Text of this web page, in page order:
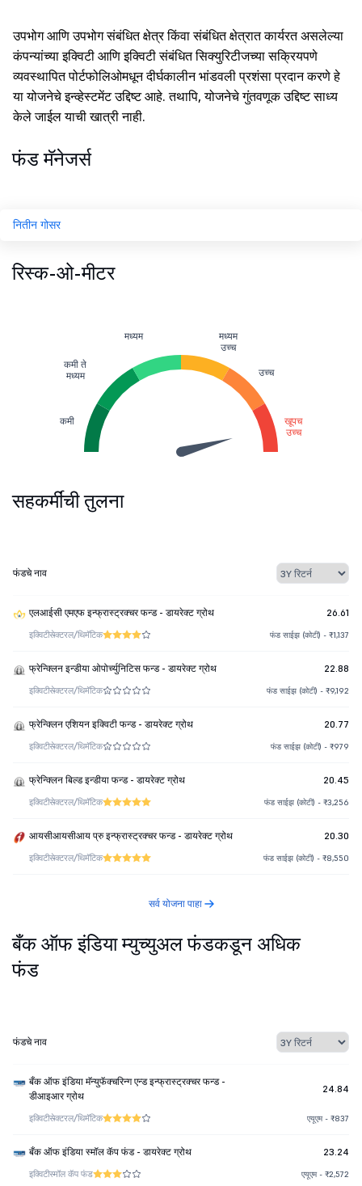
उपभोग आणि उपभोग संबंधित क्षेत्र किंवा संबंधित क्षेत्रात कार्यरत असलेल्या
कंपन्यांच्या इक्विटी आणि इक्विटी संबंधित सिक्युरिटीजच्या सक्रियपणे
व्यवस्थापित पोर्टफोलिओमधून दीर्घकालीन भांडवली प्रशंसा प्रदान करणे हे
या योजनेचे इन्व्हेस्टमेंट उद्दिष्ट आहे. तथापि, योजनेचे गुंतवणूक उद्दिष्ट साध्य
केले जाईल याची खात्री नाही.
फंड मॅनेजर्स
नितीन गोसर
रिस्क-ओ-मीटर
कमी
कमी ते
मध्यम
मध्यम
मध्यम
उच्च
उच्च
खूपच
उच्च
सहकर्मींची तुलना
फंडचे नाव
एलआईसी एमएफ इन्फ्रास्ट्रक्चर फन्ड - डायरेक्ट ग्रोथ 26.61
इक्विटीसेक्टरल/थिमॅटिक फंड साईझ (कोटी) - ₹1,137
फ्रेन्क्लिन इन्डीया ओपोर्च्युनिटिस फन्ड - डायरेक्ट ग्रोथ 22.88
इक्विटीसेक्टरल/थिमॅटिक फंड साईझ (कोटी) - ₹9,192
फ्रेन्क्लिन एशियन इक्विटी फन्ड - डायरेक्ट ग्रोथ 20.77
इक्विटीसेक्टरल/थिमॅटिक फंड साईझ (कोटी) - ₹979
फ्रेन्क्लिन बिल्ड इन्डीया फन्ड - डायरेक्ट ग्रोथ 20.45
इक्विटीसेक्टरल/थिमॅटिक फंड साईझ (कोटी) - ₹3,256
आयसीआयसीआय प्रु इन्फ्रास्ट्रक्चर फन्ड - डायरेक्ट ग्रोथ 20.30
इक्विटीसेक्टरल/थिमॅटिक फंड साईझ (कोटी) - ₹8,550
सर्व योजना पाहा
बँक ऑफ इंडिया म्युच्युअल फंडकडून अधिक
फंड
फंडचे नाव
बँक ऑफ इंडिया मॅन्युफॅक्चरिन्ग एन्ड इन्फ्रास्ट्रक्चर फन्ड -
डीआइआर ग्रोथ
24.84
इक्विटीसेक्टरल/थिमॅटिक एयूएम - ₹837
बँक ऑफ इंडिया स्मॉल कॅप फंड - डायरेक्ट ग्रोथ 23.24
इक्विटीस्मॉल कॅप फंड एयूएम - ₹2,572